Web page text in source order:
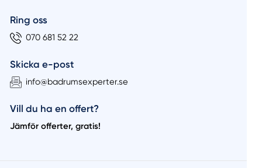
Ring oss
070 681 52 22
Skicka e-post
info@badrumsexperter.se
Vill du ha en offert?
Jämför offerter, gratis!